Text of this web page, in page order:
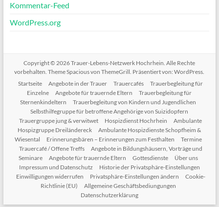
Kommentar-Feed
WordPress.org
Copyright © 2026Trauer-Lebens-Netzwerk Hochrhein. Alle Rechte
vorbehalten. ThemeSpaciousvon ThemeGrill. Präsentiert von:WordPress.
Startseite
Angebote in der Trauer Trauercafés
Trauerbegleitung für
Einzelne
Angebote für trauernde Eltern
Trauerbegleitung für
Sternenkindeltern
Trauerbegleitung von Kindern und Jugendlichen
Selbsthilfegruppe für betroffene Angehörige von Suizidopfern
Trauergruppe jung & verwitwet
Hospizdienst Hochrhein
Ambulante
Hospizgruppe Dreiländereck
Ambulante Hospizdienste Schopfheim &
Wiesental
Erinnerungsbären – Erinnerungen zum Festhalten
Termine
Trauercafé / Offene Treffs
Angebote in Bildungshäusern, Vorträge und
Seminare
Angebote für trauernde Eltern Gottesdienste
Über uns
Impressum und Datenschutz
Historie der Privatsphäre-Einstellungen
Einwilligungen widerrufen
Privatsphäre-Einstellungen ändern
Cookie-
Richtlinie (EU)
Allgemeine Geschäftsbediungungen
Datenschutzerklärung